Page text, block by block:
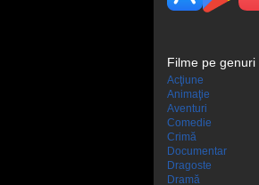
Filme pe genuri
Acţiune
Animaţie
Aventuri
Comedie
Crimă
Documentar
Dragoste
Dramă